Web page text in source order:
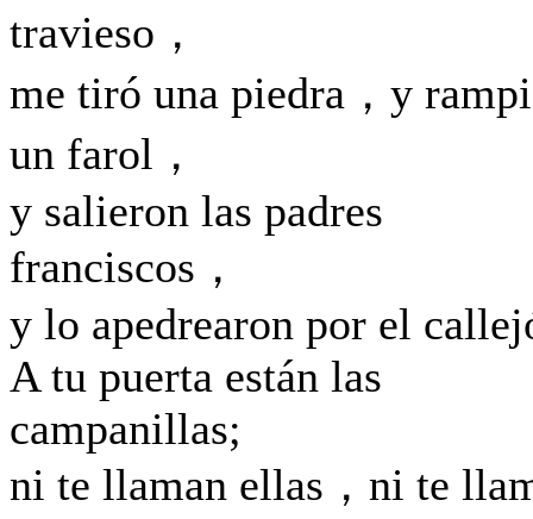
travieso，
me tiró una piedra，y
un farol，
y salieron las padres
franciscos，
y lo apedrearon por el
A tu puerta están las
campanillas;
ni te llaman ellas，ni te